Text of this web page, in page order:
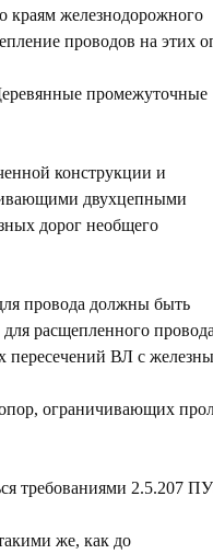
краям железнодорожного
проводов на этих
промежуточные
конструкции и
двухцепными
дорог необщего
провода должны быть
расщепленного
пересечений ВЛ с
ограничивающих
требованиями 2.5.207
же, как до